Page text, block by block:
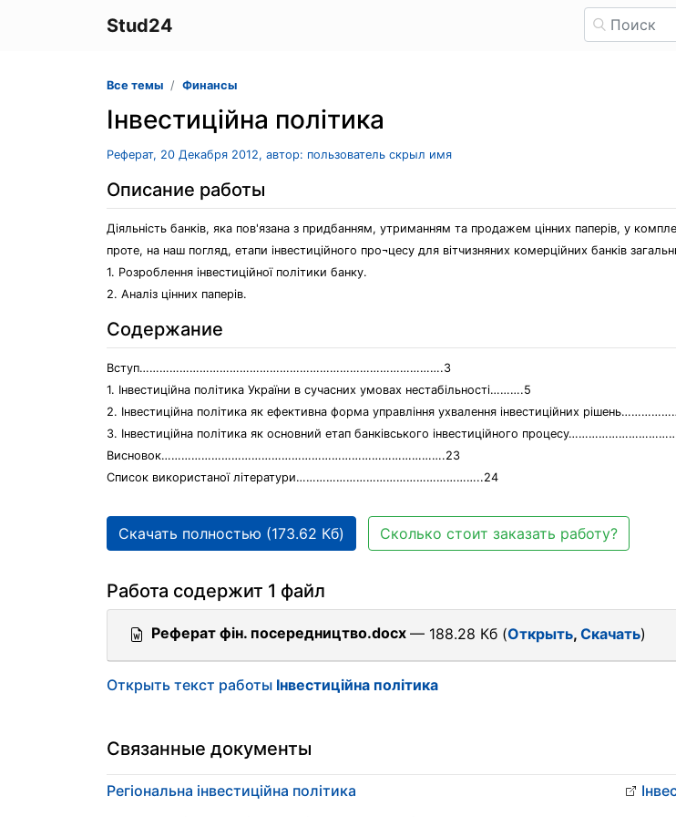
Stud24
Все темы Финансы
Інвестиційна політика
Реферат, 20 Декабря 2012, автор: пользователь скрыл имя
Описание работы
Діяльність банків, яка пов'язана з придбанням, утриманням та продажем цінних паперів, у
проте, на наш погляд, етапи інвестиційного про¬цесу для вітчизняних комерційних банків
1. Розроблення інвестиційної політики банку.
2. Аналіз цінних паперів.
Содержание
Вступ……………………………………………………………………………….3
1. Інвестиційна політика України в сучасних умовах нестабільності……….5
2. Інвестиційна політика як ефективна форма управління ухвалення інвестиційних
3. Інвестиційна політика як основний етап банківського інвестиційного
Висновок………………………………………………………………………….23
Список використаної літератури………………………………………………..24
Скачать полностью (173.62 Кб) Сколько стоит заказать работу?
Работа содержит 1 файл
Реферат фін. посередництво.docx — 188.28 Кб (Открыть, Скачать)
Открыть текст работы Інвестиційна політика
Связанные документы
Регіональна інвестиційна політика